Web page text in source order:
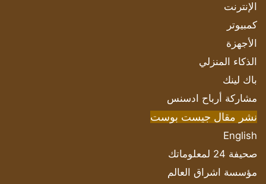
الإنترنت
كمبيوتر
الأجهزة
الذكاء المنزلي
باك لينك
مشاركة أرباح ادسنس
نشر مقال جيست بوست
English
صحيفة 24 لمعلوماتك
مؤسسة اشراق العالم